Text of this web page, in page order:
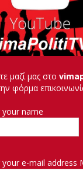
μαζί μας στο
φόρμα
your name
e-mail address